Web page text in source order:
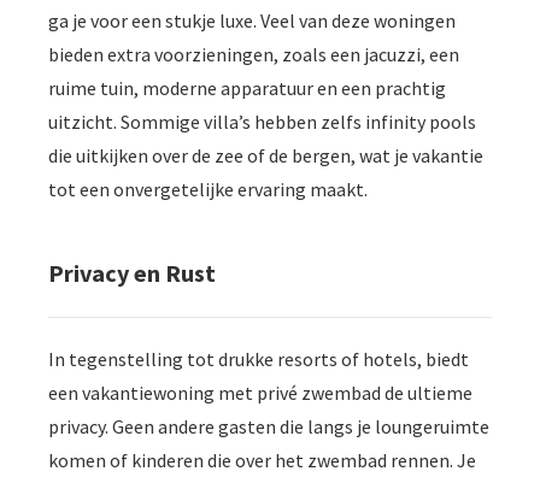
ga je voor een stukje luxe. Veel van deze woningen
bieden extra voorzieningen, zoals een jacuzzi, een
ruime tuin, moderne apparatuur en een prachtig
uitzicht. Sommige villa’s hebben zelfs infinity pools
die uitkijken over de zee of de bergen, wat je vakantie
tot een onvergetelijke ervaring maakt.
Privacy en Rust
In tegenstelling tot drukke resorts of hotels, biedt
een vakantiewoning met privé zwembad de ultieme
privacy. Geen andere gasten die langs je loungeruimte
komen of kinderen die over het zwembad rennen. Je